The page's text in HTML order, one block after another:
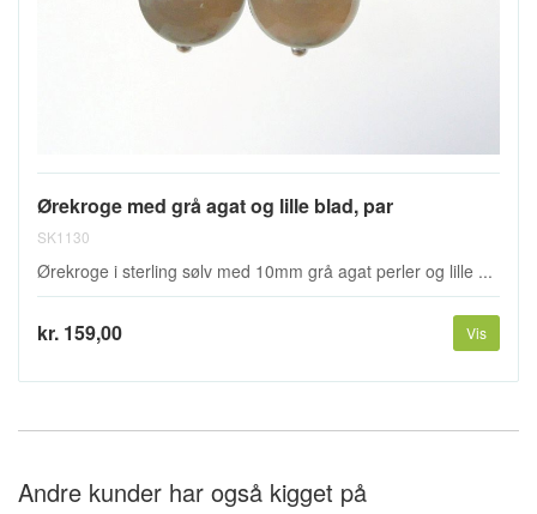
Ørekroge med grå agat og lille blad, par
SK1130
Ørekroge i sterling sølv med 10mm grå agat perler og lille ...
kr. 159,00 Vis
Andre kunder har også kigget på